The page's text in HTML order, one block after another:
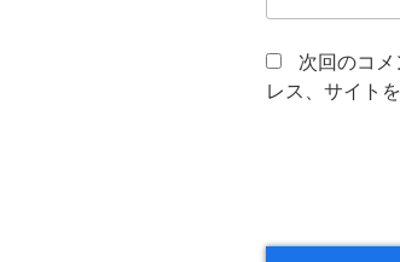
次回のコ
レス、サイト